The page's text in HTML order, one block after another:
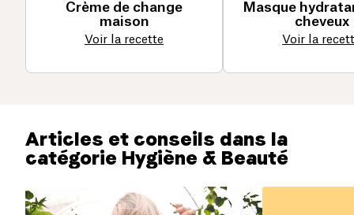
Crème de change
maison
Voir la recette
Masque
cheveux
Voir la
Articles et conseils dans la
catégorie Hygiène & Beauté